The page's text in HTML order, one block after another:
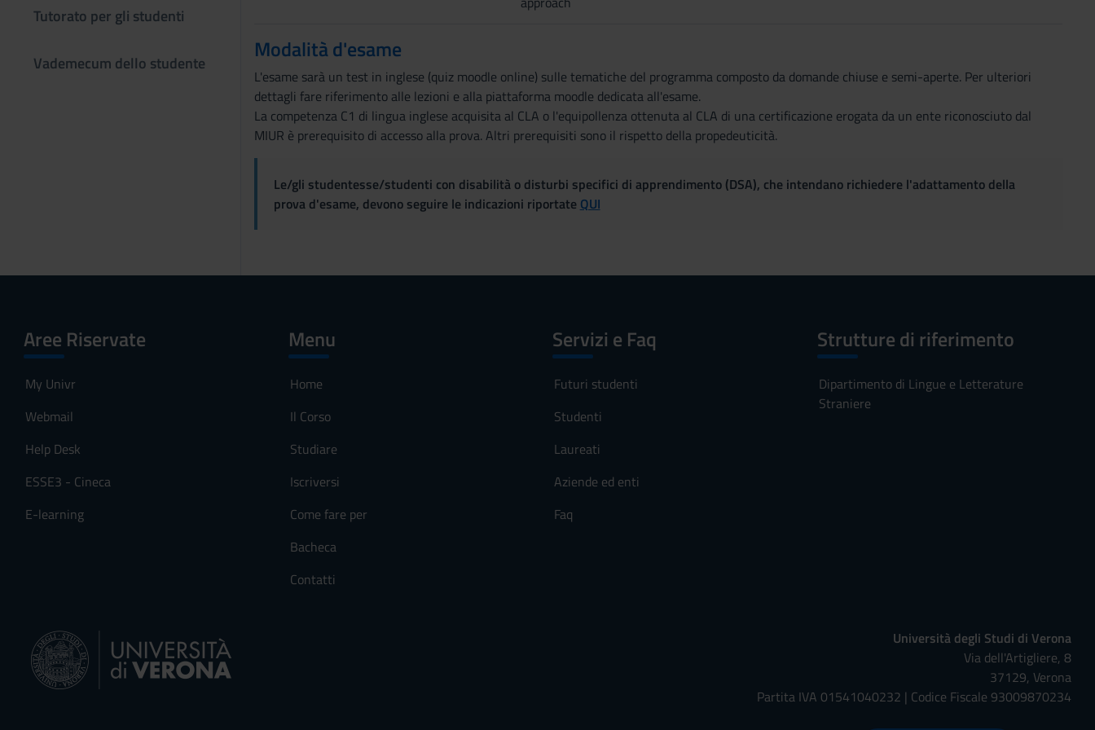
n
n
Tutorato per gli studenti
Vademecum dello studente Modalità d'esame
L'esame sarà un test in inglese (quiz moodle online) sulle tematiche del programma composto da domande chiuse e semi-aperte. Per ulteriori
dettagli fare riferimento alle lezioni e alla piattaforma moodle dedicata all'esame.
La competenza C1 di lingua inglese acquisita al CLA o l'equipollenza ottenuta al CLA di una certificazione erogata da un ente riconosciuto dal
MIUR è prerequisito di accesso alla prova. Altri prerequisiti sono il rispetto della propedeuticità.
Le/gli studentesse/studenti con disabilità o disturbi specifici di apprendimento (DSA), che intendano richiedere l'adattamento della
prova d'esame, devono seguire le indicazioni riportate QUI
Aree Riservate
My Univr
Webmail
Help Desk
ESSE3 - Cineca
E-learning
Menu
Home
Il Corso
Studiare
Iscriversi
Come fare per
Bacheca
Contatti
Servizi e Faq
Futuri studenti
Studenti
Laureati
Aziende ed enti
Faq
Strutture di riferimento
Dipartimento di Lingue e Letterature
Straniere
Università degli Studi di Verona
Via dell'Artigliere, 8
37129, Verona
Partita IVA 01541040232 | Codice Fiscale 93009870234